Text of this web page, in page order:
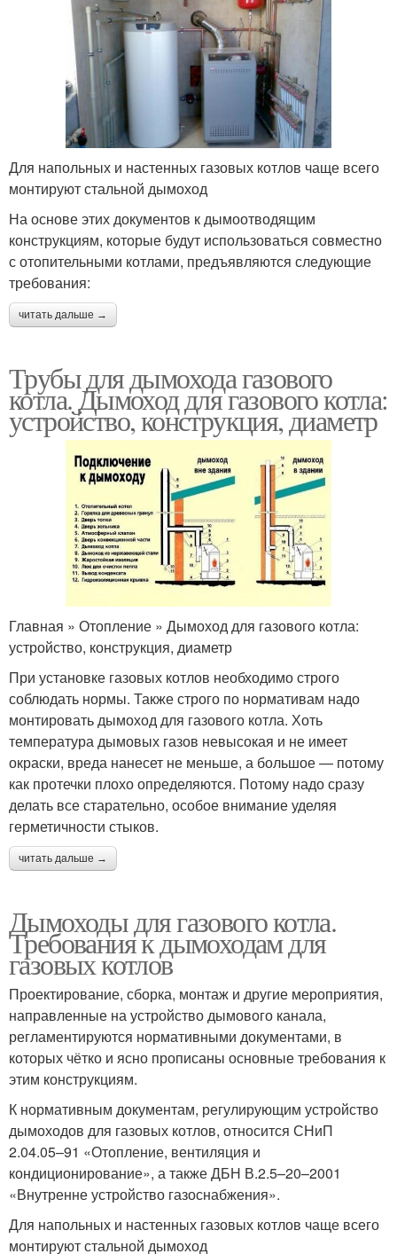
Для напольных и настенных газовых котлов чаще всего
монтируют стальной дымоход
На основе этих документов к дымоотводящим
конструкциям, которые будут использоваться совместно
с отопительными котлами, предъявляются следующие
требования:
читать дальше →
Трубы для дымохода газового
котла. Дымоход для газового котла:
устройство, конструкция, диаметр
Главная » Отопление » Дымоход для газового котла:
устройство, конструкция, диаметр
При установке газовых котлов необходимо строго
соблюдать нормы. Также строго по нормативам надо
монтировать дымоход для газового котла. Хоть
температура дымовых газов невысокая и не имеет
окраски, вреда нанесет не меньше, а большое — потому
как протечки плохо определяются. Потому надо сразу
делать все старательно, особое внимание уделяя
герметичности стыков.
читать дальше →
Дымоходы для газового котла.
Требования к дымоходам для
газовых котлов
Проектирование, сборка, монтаж и другие мероприятия,
направленные на устройство дымового канала,
регламентируются нормативными документами, в
которых чётко и ясно прописаны основные требования к
этим конструкциям.
К нормативным документам, регулирующим устройство
дымоходов для газовых котлов, относится СНиП
2.04.05–91 «Отопление, вентиляция и
кондиционирование», а также ДБН В.2.5–20–2001
«Внутренне устройство газоснабжения».
Для напольных и настенных газовых котлов чаще всего
монтируют стальной дымоход